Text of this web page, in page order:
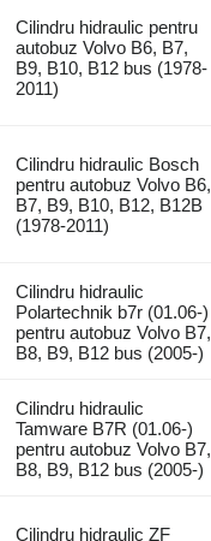
Cilindru hidraulic pentru
autobuz Volvo B6, B7,
B9, B10, B12 bus (1978-
2011)
Cilindru hidraulic Bosch
pentru autobuz Volvo B6,
B7, B9, B10, B12, B12B
(1978-2011)
Cilindru hidraulic
Polartechnik b7r (01.06-)
pentru autobuz Volvo B7,
B8, B9, B12 bus (2005-)
Cilindru hidraulic
Tamware B7R (01.06-)
pentru autobuz Volvo B7,
B8, B9, B12 bus (2005-)
Cilindru hidraulic ZF